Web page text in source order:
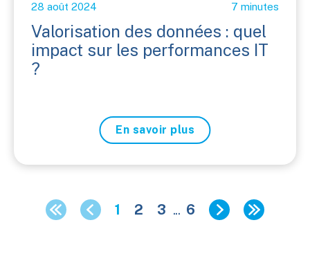
28 août 2024 7 minutes
Valorisation des données : quel
impact sur les performances IT
?
En savoir plus
1 2 3 ... 6